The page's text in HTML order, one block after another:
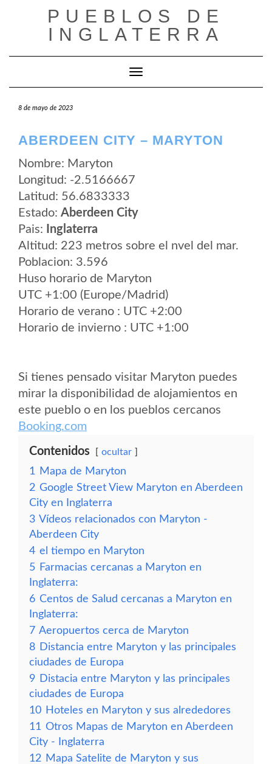
PUEBLOS DE
INGLATERRA
Cambiar modo de navegación
8 de mayo de 2023
ABERDEEN CITY – MARYTON
Nombre: Maryton
Longitud: -2.5166667
Latitud: 56.6833333
Estado: Aberdeen City
Pais:
Inglaterra
Altitud: 223 metros sobre el nvel del mar.
Poblacion: 3.596
Huso horario de Maryton
UTC +1:00 (Europe/Madrid)
Horario de verano : UTC +2:00
Horario de invierno : UTC +1:00
Si tienes pensado visitar Maryton puedes
mirar la disponibilidad de alojamientos en
este pueblo o en los pueblos cercanos
Booking.com
Contenidos ocultar
1
Mapa de Maryton
2 Google Street View Maryton en Aberdeen
City en Inglaterra
3 Vídeos relacionados con Maryton -
Aberdeen City
4 el tiempo en Maryton
5 Farmacias cercanas a Maryton en
Inglaterra:
6 Centos de Salud cercanas a Maryton en
Inglaterra:
7 Aeropuertos cerca de Maryton
8 Distancia entre Maryton y las principales
ciudades de Europa
9 Distacia entre Maryton y las principales
ciudades de Europa
10 Hoteles en Maryton y sus alrededores
11 Otros Mapas de Maryton en Aberdeen
City - Inglaterra
12 Mapa Satelite de Maryton y sus